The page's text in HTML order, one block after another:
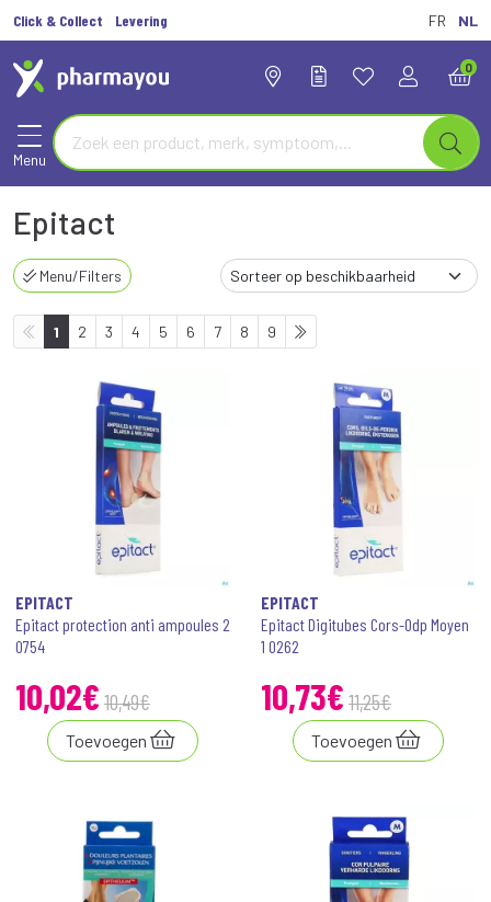
Click & Collect Levering FR NL
0
Menu
Epitact
Menu/Filters
1 2 3 4 5 6 7 8 9
EPITACT
Epitact protection anti ampoules 2
0754
10,02€ 10,49€
Toevoegen
EPITACT
Epitact Digitubes Cors-Odp Moyen
1 0262
10,73€ 11,25€
Toevoegen